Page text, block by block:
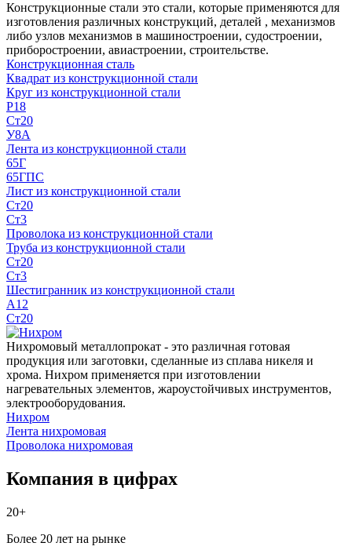
Конструкционные стали это стали, которые применяются для
изготовления различных конструкций, деталей , механизмов
либо узлов механизмов в машиностроении, судостроении,
приборостроении, авиастроении, строительстве.
Конструкционная сталь
Квадрат из конструкционной стали
Круг из конструкционной стали
Р18
Ст20
У8А
Лента из конструкционной стали
65Г
65ГПС
Лист из конструкционной стали
Ст20
Ст3
Проволока из конструкционной стали
Труба из конструкционной стали
Ст20
Ст3
Шестигранник из конструкционной стали
А12
Ст20
Нихромовый металлопрокат - это различная готовая
продукция или заготовки, сделанные из сплава никеля и
хрома. Нихром применяется при изготовлении
нагревательных элементов, жароустойчивых инструментов,
электрооборудования.
Нихром
Лента нихромовая
Проволока нихромовая
Компания в цифрах
20+
Более 20 лет на рынке